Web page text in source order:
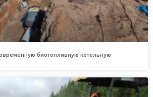
биотопливную котельную